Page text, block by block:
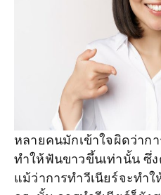
หลายคนมักเข้าใจผิดว่าก
ทำให้ฟันขาวขึ้นเท่านั้น ซึ่ง
แม้ว่าการทำวีเนียร์จะทำ